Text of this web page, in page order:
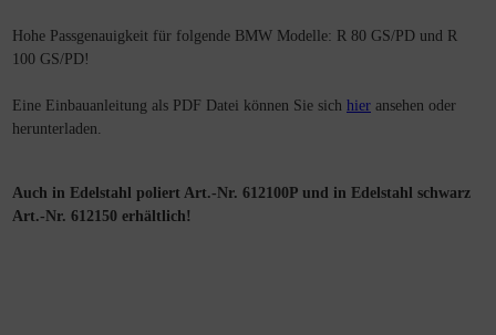
Hohe Passgenauigkeit für folgende BMW Modelle: R 80 GS/PD und R
100 GS/PD!
Eine Einbauanleitung als PDF Datei können Sie sich hier ansehen oder
herunterladen.
Auch in Edelstahl poliert Art.-Nr. 612100P und in Edelstahl schwarz
Art.-Nr. 612150 erhältlich!